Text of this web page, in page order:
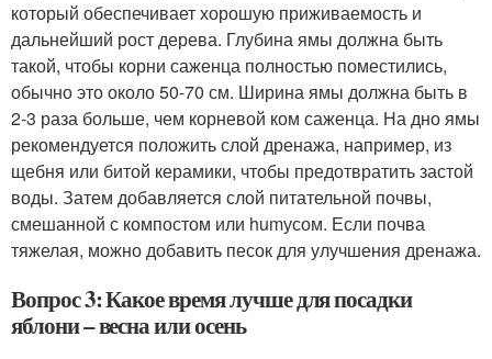
который обеспечивает хорошую приживаемость и
дальнейший рост дерева. Глубина ямы должна быть
такой, чтобы корни саженца полностью поместились,
обычно это около 50-70 см. Ширина ямы должна быть в
2-3 раза больше, чем корневой ком саженца. На дно ямы
рекомендуется положить слой дренажа, например, из
щебня или битой керамики, чтобы предотвратить застой
воды. Затем добавляется слой питательной почвы,
смешанной с компостом или humусом. Если почва
тяжелая, можно добавить песок для улучшения дренажа.
Вопрос 3: Какое время лучше для посадки
яблони – весна или осень